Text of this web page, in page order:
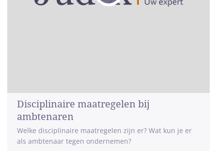
Disciplinaire maatregelen bij
ambtenaren
Welke disciplinaire maatregelen zijn er? Wat kun je er
als ambtenaar tegen ondernemen?